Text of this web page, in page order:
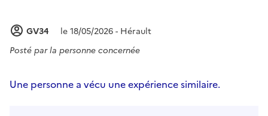
GV34
le 18/05/2026 - Hérault
Posté parla personne concernée
Une personne a vécu une expérience similaire.